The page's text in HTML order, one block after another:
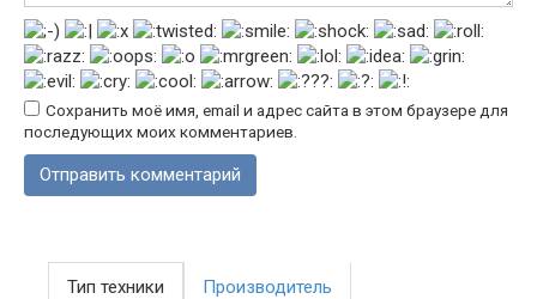
Сохранить моё имя, email и адрес сайта в этом браузере для
последующих моих комментариев.
Тип техники Производитель